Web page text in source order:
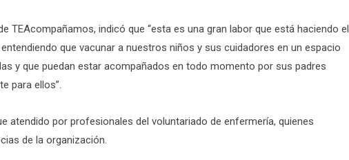
TEAcompañamos, indicó que “esta es una gran labor que está haciendo el
que vacunar a nuestros niños y sus cuidadores en un espacio
y que puedan estar acompañados en todo momento por sus padres
para ellos”.
atendido por profesionales del voluntariado de enfermería, quienes
de la organización.